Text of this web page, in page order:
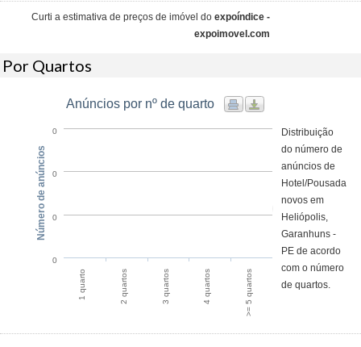
Curti a estimativa de preços de imóvel do expoíndice -
expoimovel.com
Por Quartos
Anúncios por nº de quarto
1 quarto 2 quartos 3 quartos 4 quartos >= 5 quartos
0
0
0
0
Número de anúncios
Distribuição
do número de
anúncios de
Hotel/Pousada
novos em
Heliópolis,
Garanhuns -
PE de acordo
com o número
de quartos.